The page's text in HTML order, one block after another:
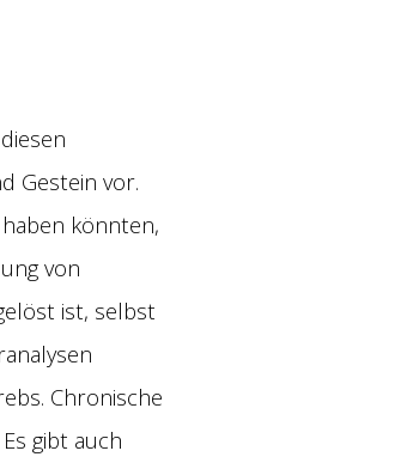
Gestein vor.
könnten,
von
ist, selbst
Chronische
gibt auch